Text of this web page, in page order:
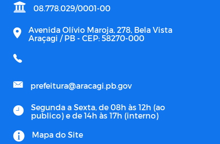
08.778.029/0001-00
Avenida Olívio Maroja, 278, Bela Vista
Araçagi / PB - CEP: 58270-000
prefeitura@aracagi.pb.gov
Segunda a Sexta, de 08h às 12h (ao
publico) e de 14h às 17h (interno)
Mapa do Site